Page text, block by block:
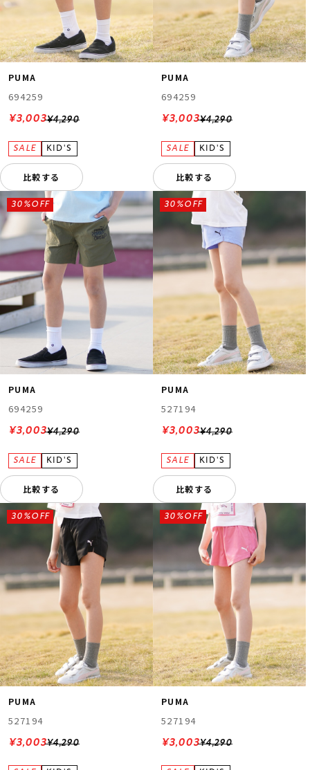
PUMA
694259
¥4,290
¥3,003
比較する
PUMA
694259
¥4,290
¥3,003
比較する
PUMA
694259
¥4,290
30%OFF
¥3,003
比較する
PUMA
527194
¥4,290
30%OFF
¥3,003
比較する
PUMA
527194
¥4,290
30%OFF
¥3,003
PUMA
527194
¥4,290
30%OFF
¥3,003